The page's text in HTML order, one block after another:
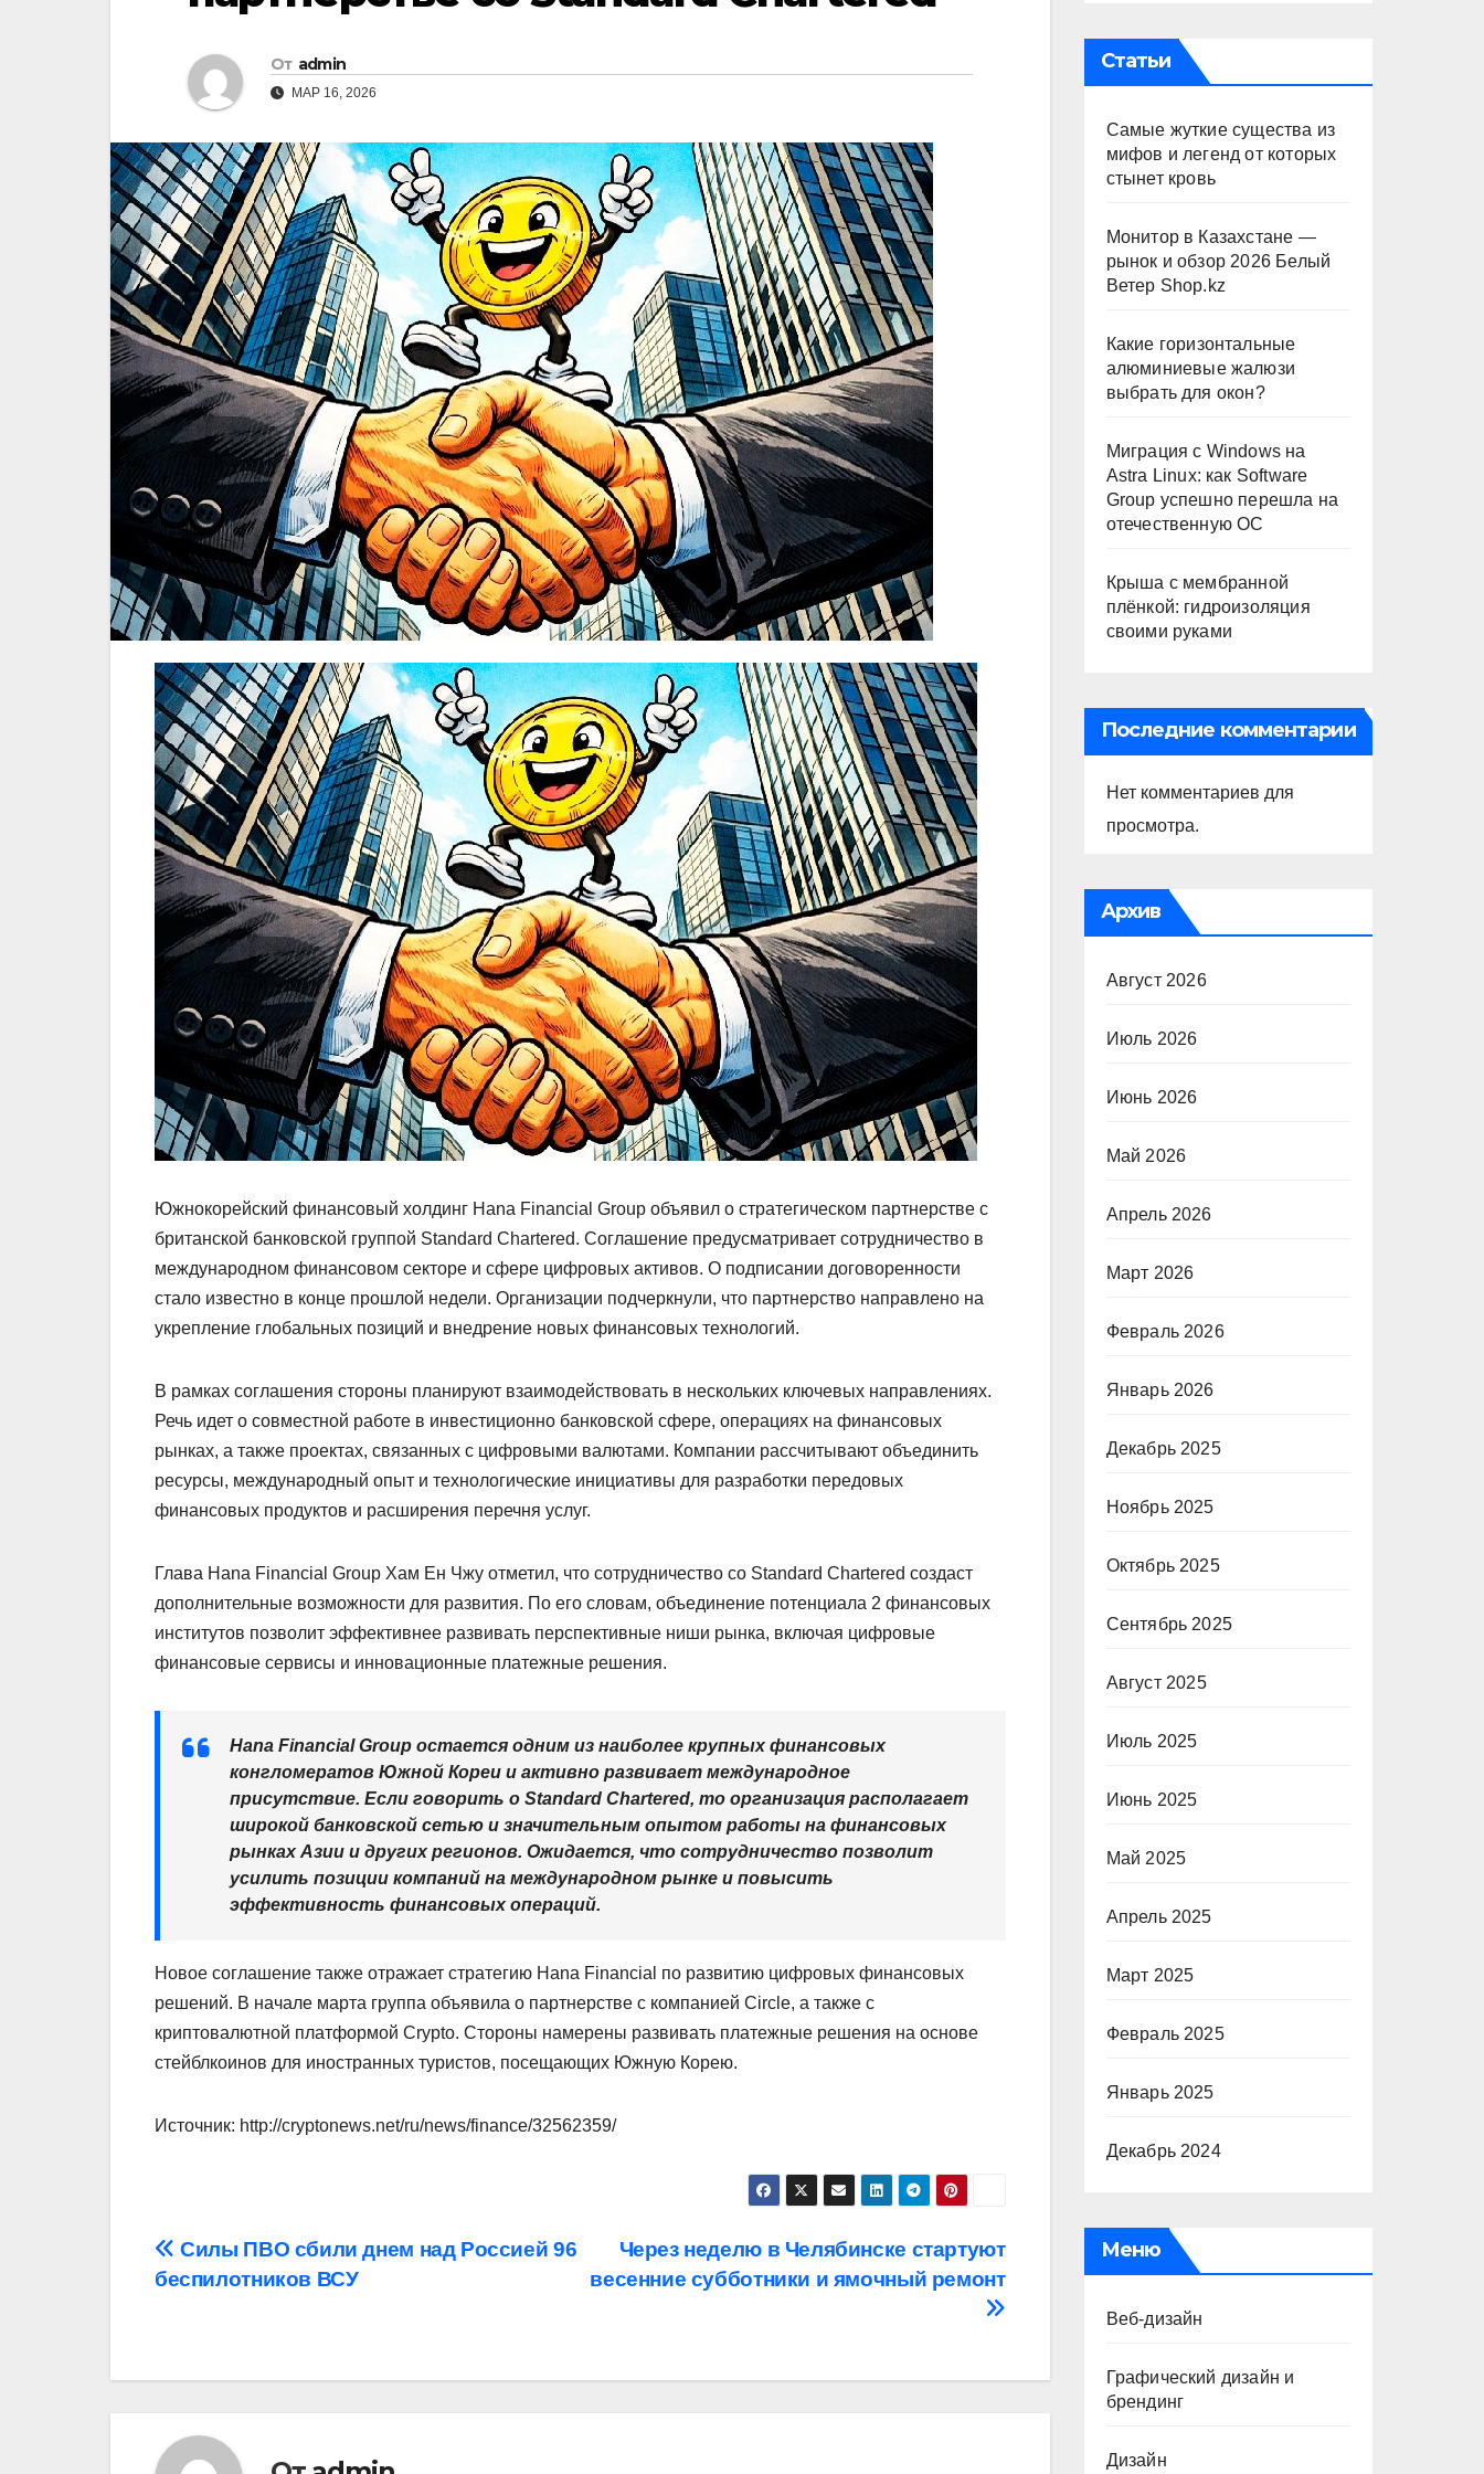
От admin
МАР 16, 2026
Южнокорейский финансовый холдинг Hana Financial Group объявил о стратегическом партнерстве с
британской банковской группой Standard Chartered. Соглашение предусматривает сотрудничество в
международном финансовом секторе и сфере цифровых активов. О подписании договоренности
стало известно в конце прошлой недели. Организации подчеркнули, что партнерство направлено на
укрепление глобальных позиций и внедрение новых финансовых технологий.
В рамках соглашения стороны планируют взаимодействовать в нескольких ключевых направлениях.
Речь идет о совместной работе в инвестиционно банковской сфере, операциях на финансовых
рынках, а также проектах, связанных с цифровыми валютами. Компании рассчитывают объединить
ресурсы, международный опыт и технологические инициативы для разработки передовых
финансовых продуктов и расширения перечня услуг.
Глава Hana Financial Group Хам Ен Чжу отметил, что сотрудничество со Standard Chartered создаст
дополнительные возможности для развития. По его словам, объединение потенциала 2 финансовых
институтов позволит эффективнее развивать перспективные ниши рынка, включая цифровые
финансовые сервисы и инновационные платежные решения.
Hana Financial Group остается одним из наиболее крупных финансовых
конгломератов Южной Кореи и активно развивает международное
присутствие. Если говорить о Standard Chartered, то организация располагает
широкой банковской сетью и значительным опытом работы на финансовых
рынках Азии и других регионов. Ожидается, что сотрудничество позволит
усилить позиции компаний на международном рынке и повысить
эффективность финансовых операций.
Новое соглашение также отражает стратегию Hana Financial по развитию цифровых финансовых
решений. В начале марта группа объявила о партнерстве с компанией Circle, а также с
криптовалютной платформой Crypto. Стороны намерены развивать платежные решения на основе
стейблкоинов для иностранных туристов, посещающих Южную Корею.
Источник: http://cryptonews.net/ru/news/finance/32562359/
Навигация
Через неделю в Челябинске стартуют
весенние субботники и ямочный ремонт
Силы ПВО сбили днем над Россией 96
беспилотников ВСУ
Статьи
Самые жуткие существа из
мифов и легенд от которых
стынет кровь
Монитор в Казахстане —
рынок и обзор 2026 Белый
Ветер Shop.kz
Какие горизонтальные
алюминиевые жалюзи
выбрать для окон?
Миграция с Windows на
Astra Linux: как Software
Group успешно перешла на
отечественную ОС
Крыша с мембранной
плёнкой: гидроизоляция
своими руками
Последние комментарии
Нет комментариев для
просмотра.
Архив
Август 2026
Июль 2026
Июнь 2026
Май 2026
Апрель 2026
Март 2026
Февраль 2026
Январь 2026
Декабрь 2025
Ноябрь 2025
Октябрь 2025
Сентябрь 2025
Август 2025
Июль 2025
Июнь 2025
Май 2025
Апрель 2025
Март 2025
Февраль 2025
Январь 2025
Декабрь 2024
Меню
Веб-дизайн
Графический дизайн и
брендинг
Дизайн